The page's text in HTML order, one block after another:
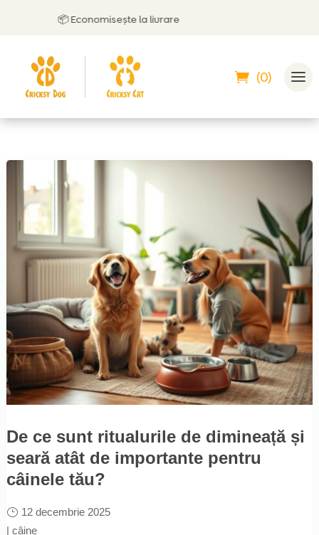
📦 Economisește la livrare
(0)
De ce sunt ritualurile de dimineață și
seară atât de importante pentru
câinele tău?
12 decembrie 2025
| câine